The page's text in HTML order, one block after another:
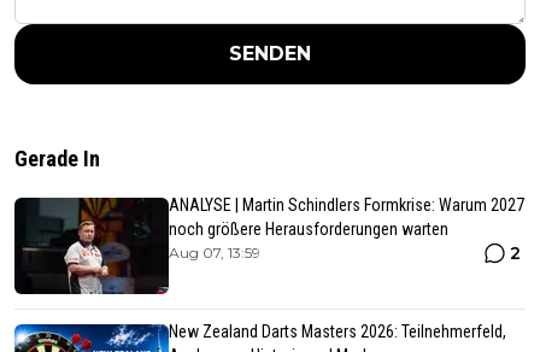
SENDEN
Gerade In
ANALYSE | Martin Schindlers Formkrise: Warum 2027
noch größere Herausforderungen warten
Aug 07, 13:59 2
New Zealand Darts Masters 2026: Teilnehmerfeld,